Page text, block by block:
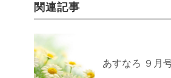
関連記事
あすなろ ９月